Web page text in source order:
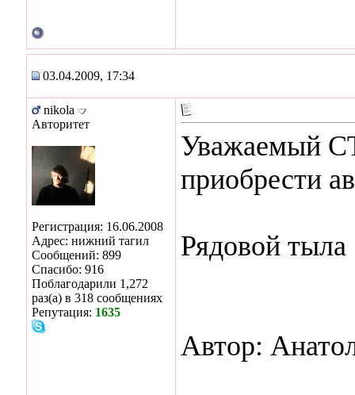
03.04.2009, 17:34
nikola
Авторитет
Регистрация: 16.06.2008
Адрес: нижний тагил
Сообщений: 899
Спасибо: 916
Поблагодарили 1,272
раз(а) в 318 сообщениях
Репутация: 1635
Уважаемый
приобрести
Рядовой тыла
Автор: